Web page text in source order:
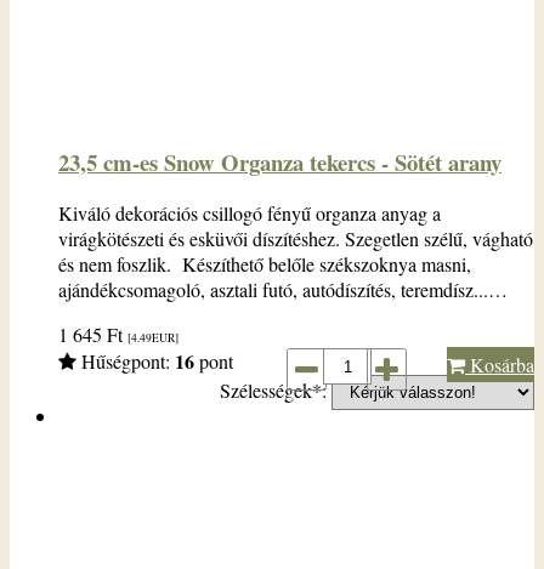
23,5 cm-es Snow Organza tekercs - Sötét arany
Kiváló dekorációs csillogó fényű organza anyag a
virágkötészeti és esküvői díszítéshez. Szegetlen szélű, vágható
és nem foszlik. Készíthető belőle székszoknya masni,
ajándékcsomagoló, asztali futó, autódíszítés, teremdísz...…
1 645 Ft [4.49EUR]
Hűségpont: 16pont
Szélességek*:
Kosárba